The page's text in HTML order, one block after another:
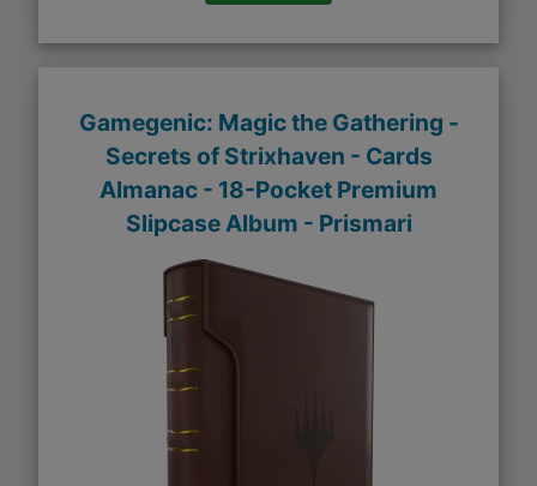
Gamegenic: Magic the Gathering -
Secrets of Strixhaven - Cards
Almanac - 18-Pocket Premium
Slipcase Album - Prismari